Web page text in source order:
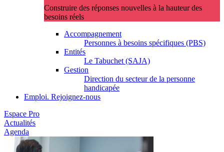
Construire des réponses nouvelles à la hauteur des
besoins réels
Accompagnement
Personnes à besoins spécifiques (PBS)
Entités
Le Tabuchet (SAJA)
Gestion
Direction du secteur de la personne
handicapée
Emploi. Rejoignez-nous
Espace Pro
Actualités
Agenda